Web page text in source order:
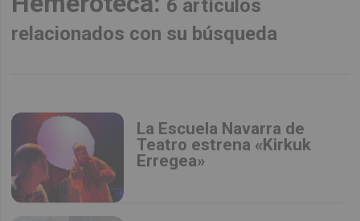
6 artículos
relacionados con su búsqueda
La Escuela Navarra de
Teatro estrena «Kirkuk
Erregea»